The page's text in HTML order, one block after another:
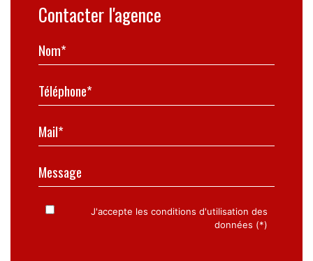
Contacter l'agence
Nom*
Téléphone*
Mail*
Message
J'accepte les conditions d'utilisation des
données (*)